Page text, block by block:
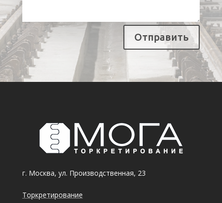
Отправить
г. Москва, ул. Производственная, 23
Торкретирование